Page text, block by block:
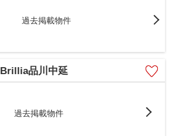
過去掲載物件
Brillia品川中延
過去掲載物件